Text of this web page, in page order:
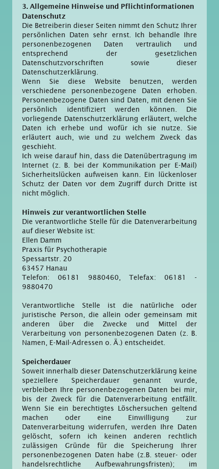
3. Allgemeine Hinweise und Pflicht­informationen
Datenschutz
Die Betreiberin dieser Seiten nimmt den Schutz Ihrer
persönlichen Daten sehr ernst. Ich behandle Ihre
personenbezogenen Daten vertraulich und
entsprechend der gesetzlichen
Datenschutzvorschriften sowie dieser
Datenschutzerklärung.
Wenn Sie diese Website benutzen, werden
verschiedene personenbezogene Daten erhoben.
Personenbezogene Daten sind Daten, mit denen Sie
persönlich identifiziert werden können. Die
vorliegende Datenschutzerklärung erläutert, welche
Daten ich erhebe und wofür ich sie nutze. Sie
erläutert auch, wie und zu welchem Zweck das
geschieht.
Ich weise darauf hin, dass die Datenübertragung im
Internet (z. B. bei der Kommunikation per E-Mail)
Sicherheitslücken aufweisen kann. Ein lückenloser
Schutz der Daten vor dem Zugriff durch Dritte ist
nicht möglich.
Hinweis zur verantwortlichen Stelle
Die verantwortliche Stelle für die Datenverarbeitung
auf dieser Website ist:
Ellen Damm
Praxis für Psychotherapie
Spessartstr. 20
63457 Hanau
Telefon: 06181 9880460, Telefax: 06181 -
9880470
Verantwortliche Stelle ist die natürliche oder
juristische Person, die allein oder gemeinsam mit
anderen über die Zwecke und Mittel der
Verarbeitung von personenbezogenen Daten (z. B.
Namen, E-Mail-Adressen o. Ä.) entscheidet.
Speicherdauer
Soweit innerhalb dieser Datenschutzerklärung keine
speziellere Speicherdauer genannt wurde,
verbleiben Ihre personenbezogenen Daten bei mir,
bis der Zweck für die Datenverarbeitung entfällt.
Wenn Sie ein berechtigtes Löschersuchen geltend
machen oder eine Einwilligung zur
Datenverarbeitung widerrufen, werden Ihre Daten
gelöscht, sofern ich keinen anderen rechtlich
zulässigen Gründe für die Speicherung Ihrer
personenbezogenen Daten habe (z.B. steuer- oder
handelsrechtliche Aufbewahrungsfristen); im